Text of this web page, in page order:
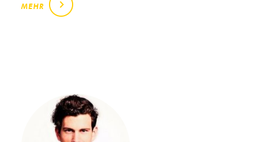
MEHR